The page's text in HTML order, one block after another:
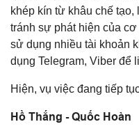
khép kín từ khâu chế
tránh sự phát hiện của
sử dụng nhiều tài khoản
dụng Telegram, Viber để
Hiện, vụ việc đang tiếp
Hồ Thắng - Quốc Hoàn